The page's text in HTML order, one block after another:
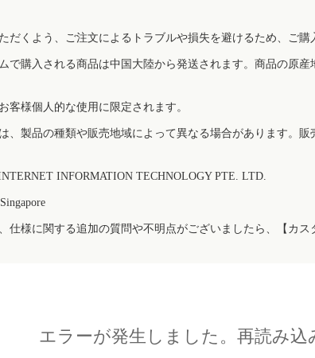
だくよう、ご注文によるトラブルや損失を避けるため、ご
で購入される商品は中国大陸から発送されます。商品の原
客様個人的な使用に限定されます。
、製品の種類や販売地域によって異なる場合があります。
INFORMATION TECHNOLOGY PTE. LTD.
仕様に関する追加の質問や不明点がございましたら、【カ
エラーが発生しました。再読み